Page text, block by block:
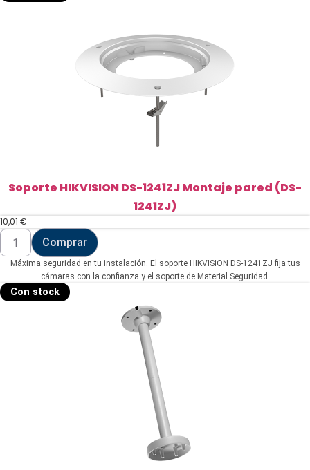
Soporte HIKVISION DS-1241ZJ Montaje pared (DS-
1241ZJ)
10,01 €
Soporte
HIKVISION
DS-
1241ZJ
pared
(DS-
Comprar
Máxima seguridad en tu instalación. El soporte HIKVISION DS-1241ZJ fija tus
cámaras con la confianza y el soporte de Material Seguridad.
Con stock